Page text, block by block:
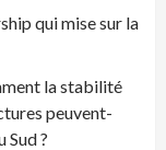
qui mise sur la
la stabilité
peuvent-
Sud ?